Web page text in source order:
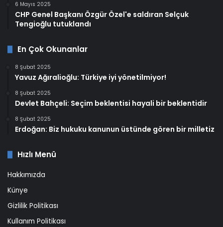
6 Mayıs 2025
CHP Genel Başkanı Özgür Özel'e saldıran Selçuk
Tengioğlu tutuklandı
En Çok Okunanlar
8 Şubat 2025
Yavuz Ağıralioğlu: Türkiye iyi yönetilmiyor!
8 Şubat 2025
Devlet Bahçeli: Seçim beklentisi hayali bir beklentidir
8 Şubat 2025
Erdoğan: Biz hukuku kanunun üstünde gören bir milletiz
Hızlı Menü
Hakkımızda
Künye
Gizlilik Politikası
Kullanım Politikası